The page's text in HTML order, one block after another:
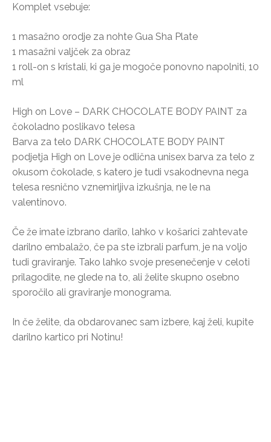
Komplet vsebuje:
1 masažno orodje za nohte Gua Sha Plate
1 masažni valjček za obraz
1 roll-on s kristali, ki ga je mogoče ponovno napolniti, 10
ml
High on Love – DARK CHOCOLATE BODY PAINT za
čokoladno poslikavo telesa
Barva za telo DARK CHOCOLATE BODY PAINT
podjetja High on Love je odlična unisex barva za telo z
okusom čokolade, s katero je tudi vsakodnevna nega
telesa resnično vznemirljiva izkušnja, ne le na
valentinovo.
Če že imate izbrano darilo, lahko v košarici zahtevate
darilno embalažo, če pa ste izbrali parfum, je na voljo
tudi graviranje. Tako lahko svoje presenečenje v celoti
prilagodite, ne glede na to, ali želite skupno osebno
sporočilo ali graviranje monograma.
In če želite, da obdarovanec sam izbere, kaj želi, kupite
darilno kartico pri Notinu!